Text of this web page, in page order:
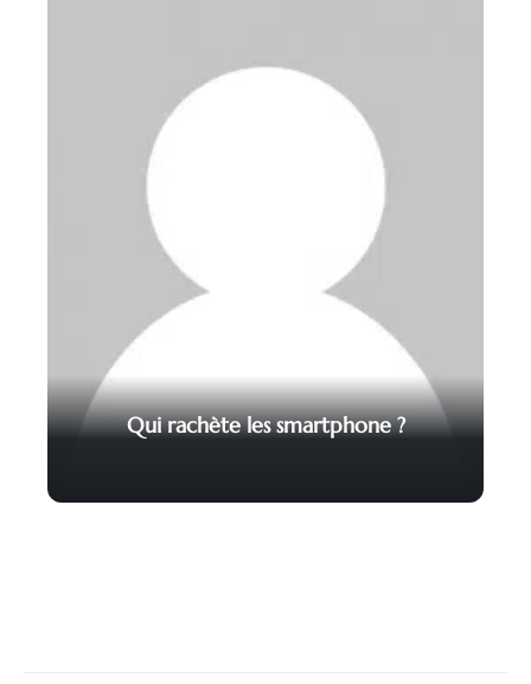
Qui rachète les smartphone ?